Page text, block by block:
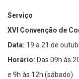
Serviço
XVI Convenção de
Data: 19 a 21 de
Horário: Das 09h às
e 9h às 12h (sábado)